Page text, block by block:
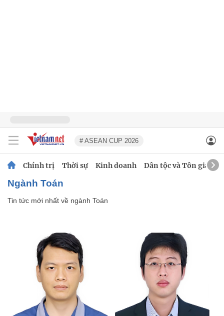
# ASEAN CUP 2026
Chính trị Thời sự Kinh doanh Dân tộc và Tôn giáo
ngành Toán
Tin tức mới nhất về ngành Toán